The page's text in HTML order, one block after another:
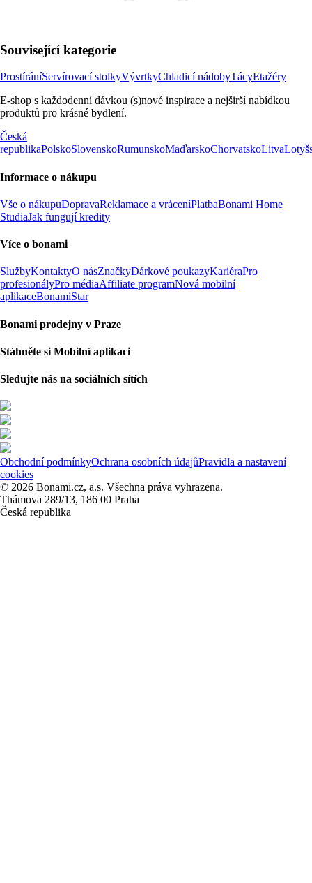
Související kategorie
ProstíráníServírovací stolkyVývrtkyChladicí nádobyTácyEtažéry
E-shop s každodenní dávkou (s)nové inspirace a nejširší nabídkou
produktů pro krásné bydlení.
Česká
republikaPolskoSlovenskoRumunskoMaďarskoChorvatskoLitva
Informace o nákupu
Vše o nákupuDopravaReklamace a vráceníPlatbaBonami Home
StudiaJak fungují kredity
Více o bonami
SlužbyKontaktyO násZnačkyDárkové poukazyKariéraPro
profesionályPro médiaAffiliate programNová mobilní
aplikaceBonamiStar
Bonami prodejny v Praze
Stáhněte si Mobilní aplikaci
Sledujte nás na sociálních sítích
Obchodní podmínkyOchrana osobních údajůPravidla a nastavení
cookies
© 2026 Bonami.cz, a.s. Všechna práva vyhrazena.
Thámova 289/13, 186 00 Praha
Česká republika